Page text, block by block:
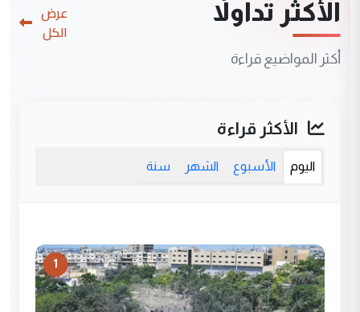
الأكثر تداولاً
أكثر المواضيع قراءة
عرض
الكل
الأكثر قراءة
اليوم الأسبوع الشهر سنة
1